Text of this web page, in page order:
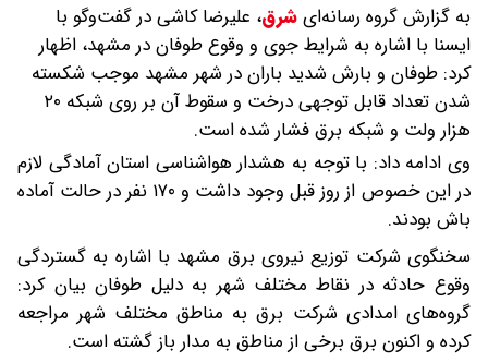
به گزارش گروه رسانه‌ایشرق، علیرضا کاشی در گفت‌وگو با
ایسنا با اشاره به شرایط جوی و وقوع طوفان در مشهد، اظهار
کرد: طوفان و بارش شدید باران در شهر مشهد موجب شکسته
شدن تعداد قابل توجهی درخت و سقوط آن بر روی شبکه ۲۰
هزار ولت و شبکه برق‌ فشار شده است.
وی ادامه داد: با توجه به هشدار هواشناسی استان آمادگی لازم
در این خصوص از روز قبل وجود داشت و ۱۷۰ نفر در حالت آماده
باش بودند.
سخنگوی شرکت توزیع نیروی برق مشهد با اشاره به گستردگی
وقوع حادثه در نقاط مختلف شهر به دلیل طوفان بیان کرد:
گروه‌های امدادی شرکت برق به مناطق مختلف شهر مراجعه
کرده و اکنون برق برخی از مناطق به مدار باز گشته است.